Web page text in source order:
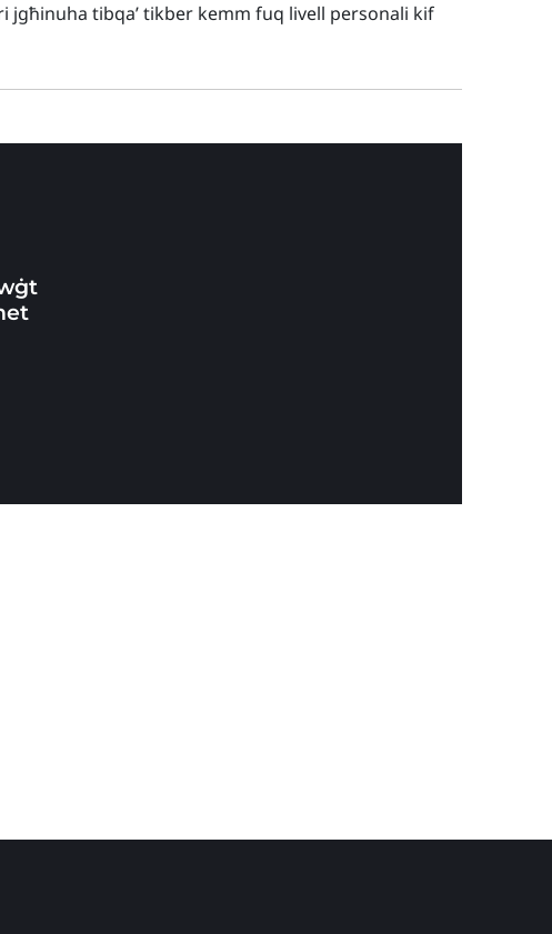
jgħinuha tibqa’ tikber kemm fuq livell personali kif